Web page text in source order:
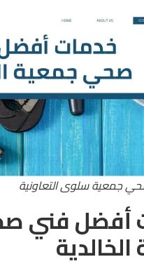
جمعية سلوى التعاونية
أفضل فني